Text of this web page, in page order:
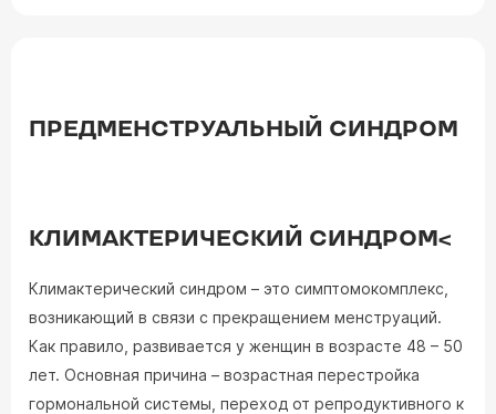
ПРЕДМЕНСТРУАЛЬНЫЙ СИНДРОМ
КЛИМАКТЕРИЧЕСКИЙ СИНДРОМ<
Климактерический синдром – это симптомокомплекс,
возникающий в связи с прекращением менструаций.
Как правило, развивается у женщин в возрасте 48 – 50
лет. Основная причина – возрастная перестройка
гормональной системы, переход от репродуктивного к